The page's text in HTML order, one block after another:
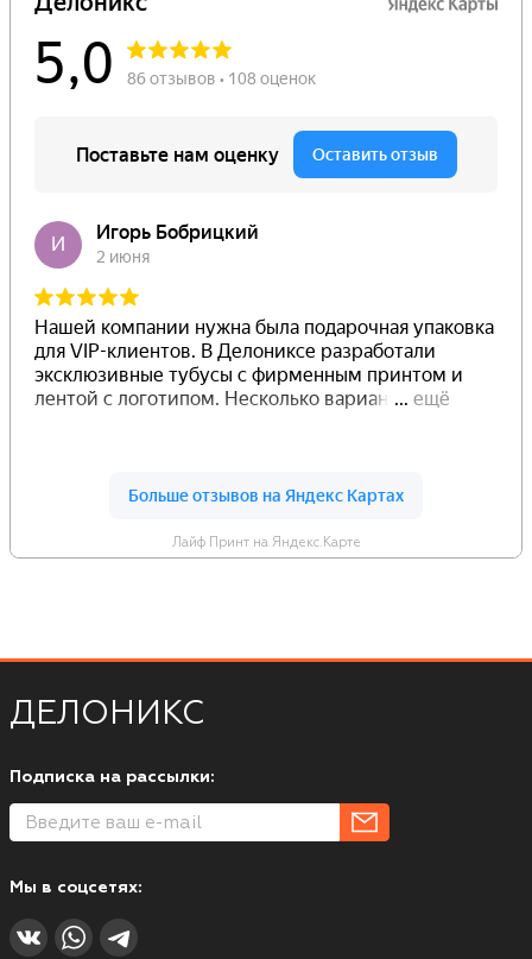
Лайф Принт на Яндекс.Карте
ДЕЛОНИКС
Подписка на рассылки:
Мы в соцсетях: